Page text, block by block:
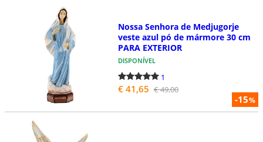
-15%
Nossa Senhora de Medjugorje
veste azul pó de mármore 30 cm
PARA EXTERIOR
DISPONÍVEL
1
€ 41,65 € 49,00